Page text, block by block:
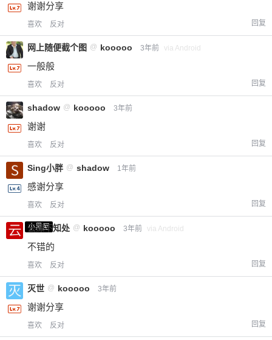
谢谢分享
喜欢 反对 回复
网上随便截个图 @ kooooo 3年前 via Android
一般般
喜欢 反对 回复
shadow @ kooooo 3年前
谢谢
喜欢 反对 回复
Sing小胖 @ shadow 1年前
感谢分享
喜欢 反对 回复
小黑屋
云深不知处 @ kooooo 3年前 via Android
不错的
喜欢 反对 回复
灭世 @ kooooo 3年前
谢谢分享
喜欢 反对 回复